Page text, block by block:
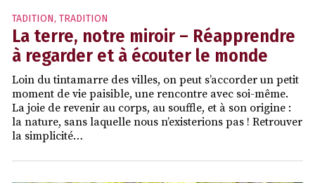
TADITION, TRADITION
La terre, notre miroir – Réapprendre
à regarder et à écouter le monde
Loin du tintamarre des villes, on peut s’accorder un petit
moment de vie paisible, une rencontre avec soi-même.
La joie de revenir au corps, au souffle, et à son origine :
la nature, sans laquelle nous n’existerions pas ! Retrouver
la simplicité…